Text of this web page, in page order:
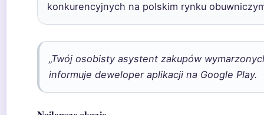
konkurencyjnych na polskim rynku
„Twój osobisty asystent zakupów
informuje deweloper aplikacji na Google Play.